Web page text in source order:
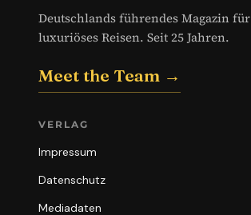
Deutschlands führendes Magazin für
luxuriöses Reisen. Seit 25 Jahren.
Meet the Team →
VERLAG
Impressum
Datenschutz
Mediadaten